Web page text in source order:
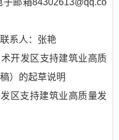
子邮箱84302613@qq.co
系人：张艳
开发区支持建筑业高质
）的起草说明
支持建筑业高质量发